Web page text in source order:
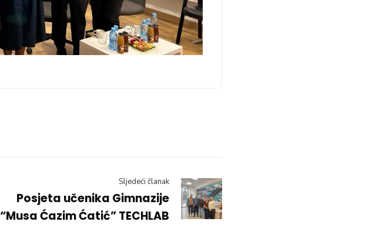
Sljedeći članak
Posjeta učenika Gimnazije
“Musa Ćazim Ćatić” TECHLAB